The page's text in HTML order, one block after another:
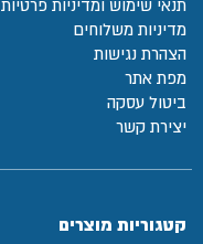
תנאי שימוש ומדיניות פרטיות
מדיניות משלוחים
הצהרת נגישות
מפת אתר
ביטול עסקה
יצירת קשר
קטגוריות מוצרים